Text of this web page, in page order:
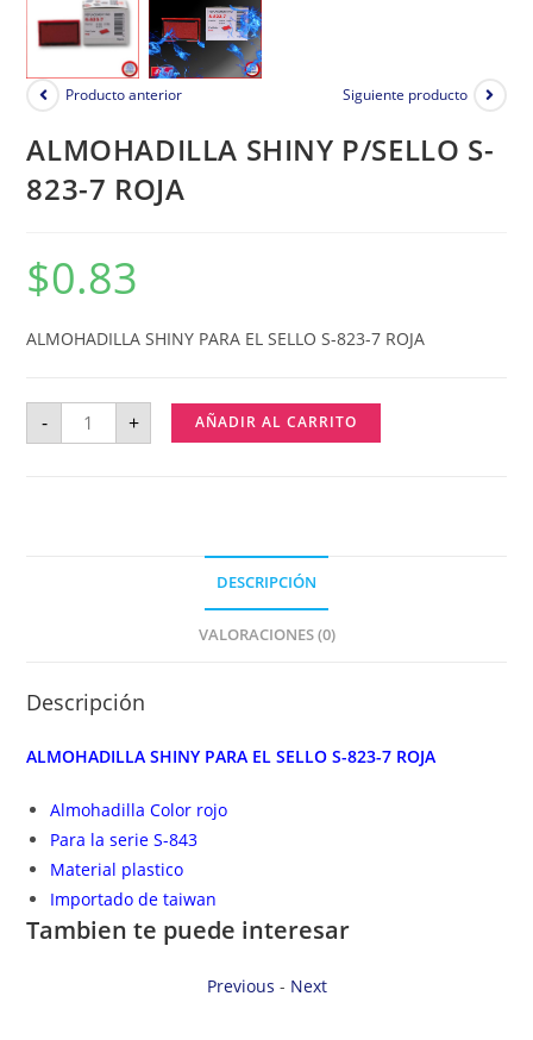
Producto anterior Siguiente producto
ALMOHADILLA SHINY P/SELLO S-
823-7 ROJA
$0.83
ALMOHADILLA SHINY PARA EL SELLO S-823-7 ROJA
- + AÑADIR AL CARRITO
DESCRIPCIÓN
VALORACIONES (0)
Descripción
ALMOHADILLA SHINY PARA EL SELLO S-823-7 ROJA
Almohadilla Color rojo
Para la serie S-843
Material plastico
Importado de taiwan
Tambien te puede interesar
Previous - Next